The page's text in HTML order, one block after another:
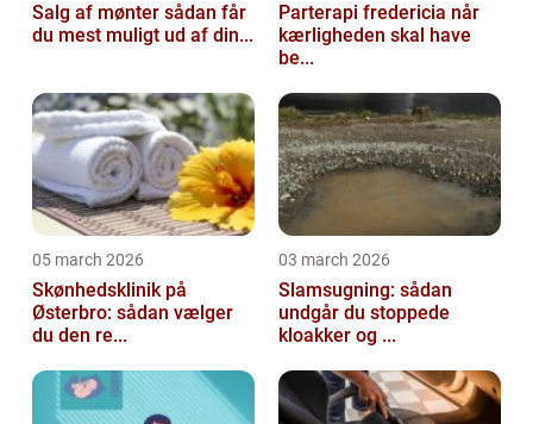
Salg af mønter sådan får
du mest muligt ud af din...
Parterapi fredericia når
kærligheden skal have
be...
05 march 2026
Skønhedsklinik på
Østerbro: sådan vælger
du den re...
03 march 2026
Slamsugning: sådan
undgår du stoppede
kloakker og ...